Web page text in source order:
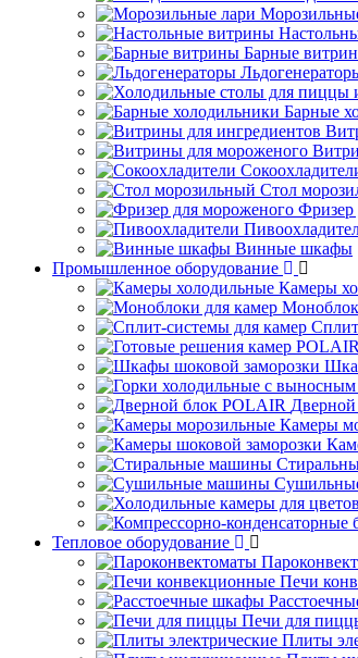
Барные
Барные
Стол
Фризер
Винные шкафы
Промышленное оборудование
Камеры
Камеры
Тепловое оборудование
Печи
Печи для
Плиты